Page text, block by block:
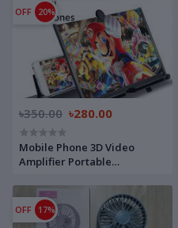
OFF 20%
৳350.00 ৳280.00
Mobile Phone 3D Video
Amplifier Portable
Magnifier 3D Glass - Phone
Cooler
OFF 17%